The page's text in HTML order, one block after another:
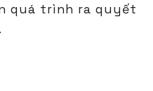
quá trình ra quyết